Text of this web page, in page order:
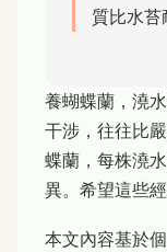
質比水苔
養蝴蝶蘭，澆
干涉，往往比
蝶蘭，每株澆
異。希望這些
本文內容基於